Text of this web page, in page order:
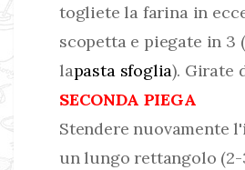
togliete la farina in
scopetta e piegate in 3
lapasta sfoglia). Girate
SECONDA PIEGA
Stendere nuovamente
un lungo rettangolo